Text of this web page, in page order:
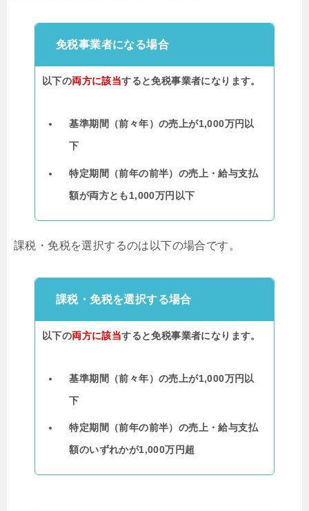
免税事業者になる場合
以下の両方に該当すると免税事業者になります。
基準期間（前々年）の売上が1,000万円以
下
特定期間（前年の前半）の売上・給与支払
額が両方とも1,000万円以下
課税・免税を選択するのは以下の場合です。
課税・免税を選択する場合
以下の両方に該当すると免税事業者になります。
基準期間（前々年）の売上が1,000万円以
下
特定期間（前年の前半）の売上・給与支払
額のいずれかが1,000万円超